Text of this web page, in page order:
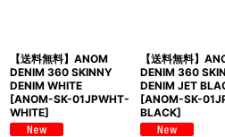
【送料無料】ANOM
DENIM 360 SKINNY
DENIM WHITE
[ANOM-SK-01JPWHT-
WHITE]
【送料無料】
DENIM 360
DENIM JET
[ANOM-SK-
BLACK]